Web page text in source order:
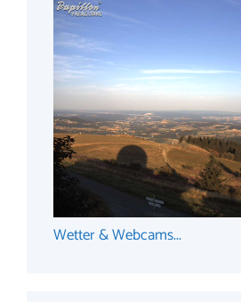
Wetter & Webcams...